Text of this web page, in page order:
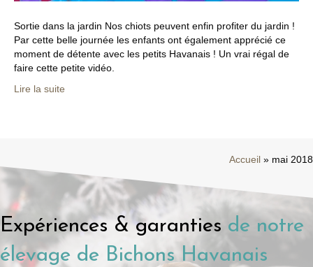
Sortie dans la jardin Nos chiots peuvent enfin profiter du jardin !
Par cette belle journée les enfants ont également apprécié ce
moment de détente avec les petits Havanais ! Un vrai régal de
faire cette petite vidéo.
Lire la suite
Accueil » mai 2018
Expériences & garanties de notre
élevage de Bichons Havanais